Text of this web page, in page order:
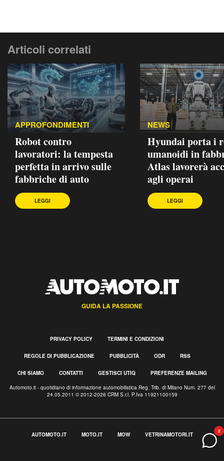
2
Articoli correlati
APPROFONDIMENTI
Robot contro
lavoratori: la tempesta
perfetta in arrivo sulle
fabbriche di auto
LEGGI
NEWS
Hyundai porta i
umanoidi in
Atlas lavorerà
agli operai
LEGGI
GUIDA LA PASSIONE
PRIVACY POLICY TERMINI E CONDIZIONI
REGOLE DI PUBBLICAZIONE PUBBLICITÀ ODR RSS
CHI SIAMO CONTATTI GESTISCI UTIQ PREFERENZE MAILING
Automoto.it - quotidiano di informazione automobilistica Reg. Trib. di Milano Num. 277 del
24.05.2011 © 2012-2026 CRM S.r.l. P.Iva 11921100159
AUTOMOTO.IT MOTO.IT MOW VETRINAMOTORI.IT